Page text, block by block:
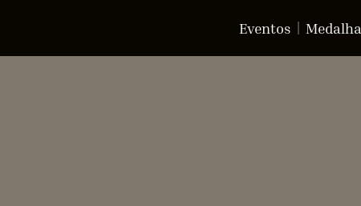
Eventos Medalha